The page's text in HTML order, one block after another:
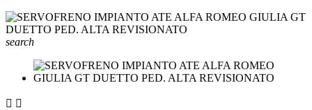
search
 